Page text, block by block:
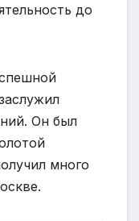
до
Он был
много